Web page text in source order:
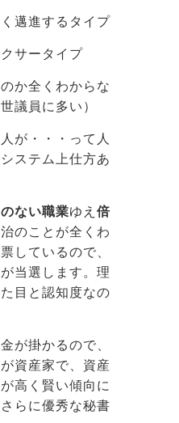
邁進するタイプ
サータイプ
か全くわからな
議員に多い）
が・・・って人
ステム上仕方あ
ない職業ゆえ 倍
のことが全くわ
しているので、
当選します。理
目と認知度なの
が掛かるので、
資産家で、資産
高く賢い傾向に
らに優秀な秘書